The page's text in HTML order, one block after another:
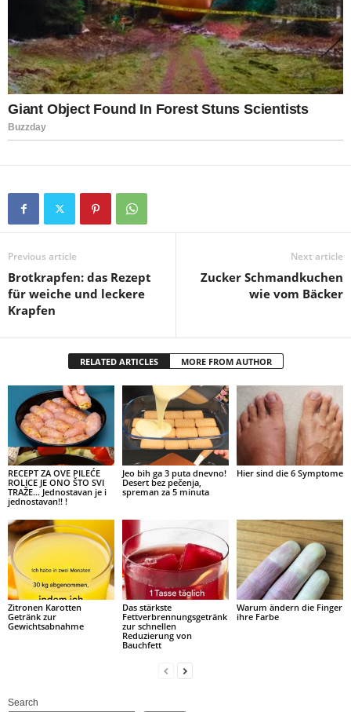
Previous article
Brotkrapfen: das Rezept
für weiche und leckere
Krapfen
Next article
Zucker Schmandkuchen
wie vom Bäcker
RELATED ARTICLES MORE FROM AUTHOR
RECEPT ZA OVE PILEĆE
ROLICE JE ONO ŠTO SVI
TRAŽE… Jednostavan je i
jednostavan!! !
Jeo bih ga 3 puta dnevno!
Desert bez pečenja,
spreman za 5 minuta
Hier sind die 6 Symptome
Zitronen Karotten
Getränk zur
Gewichtsabnahme
Das stärkste
Fettverbrennungsgetränk
zur schnellen
Reduzierung von
Bauchfett
Warum ändern die Finger
ihre Farbe
Search